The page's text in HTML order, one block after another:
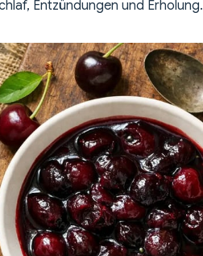
Entzündungen und Erholung.